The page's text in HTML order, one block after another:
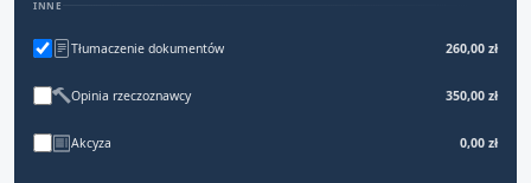
INNE
Tłumaczenie dokumentów 260,00 zł
Opinia rzeczoznawcy 350,00 zł
Akcyza 0,00 zł